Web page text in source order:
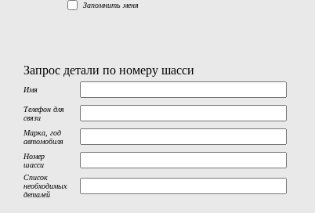
Запомнить меня
Запрос детали по номеру шасси
Имя
Телефон для
связи
Марка, год
автомобиля
Номер
шасси
Список
необходимых
деталей